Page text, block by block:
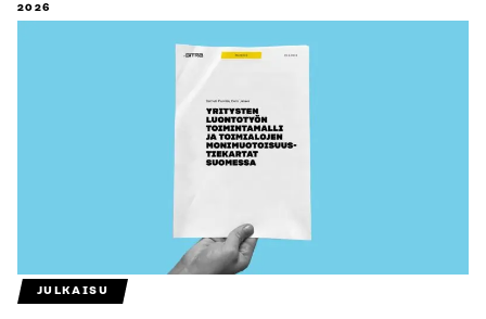
2026
JULKAISU